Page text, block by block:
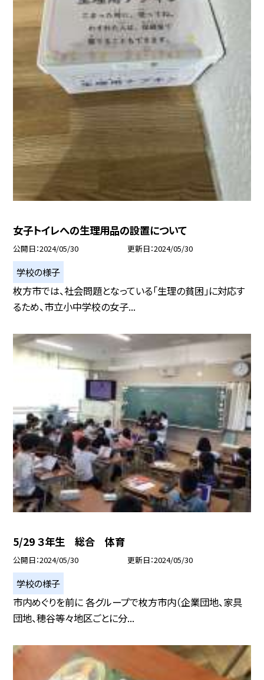
女子トイレへの生理用品の設置について
公開日 2024/05/30 更新日 2024/05/30
学校の様子
枚方市では、社会問題となっている「生理の貧困」に対応す
るため、市立小中学校の女子...
5/29 ３年生 総合 体育
公開日 2024/05/30 更新日 2024/05/30
学校の様子
市内めぐりを前に 各グループで枚方市内（企業団地、家具
団地、穂谷等々地区ごとに分...